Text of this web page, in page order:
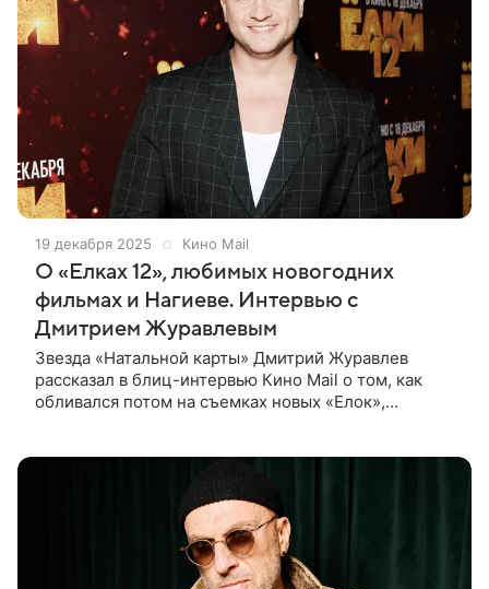
19 декабря 2025 Кино Mail
О «Елках 12», любимых новогодних
фильмах и Нагиеве. Интервью с
Дмитрием Журавлевым
Звезда «Натальной карты» Дмитрий Журавлев
рассказал в блиц-интервью Кино Mail о том, как
обливался потом на съемках новых «Елок»,